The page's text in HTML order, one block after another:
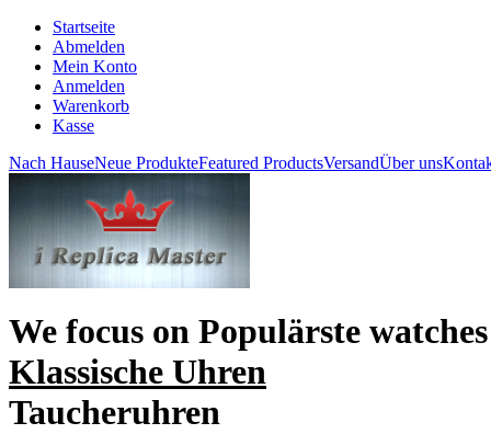
Startseite
Abmelden
Mein Konto
Anmelden
Warenkorb
Kasse
Nach HauseNeue ProdukteFeatured ProductsVersandÜber uns
We focus on Populärste watches
Klassische Uhren
Taucheruhren